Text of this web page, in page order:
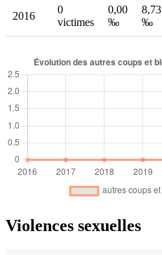
2016
0
victimes
0,00
‰
8,73
‰
Violences sexuelles